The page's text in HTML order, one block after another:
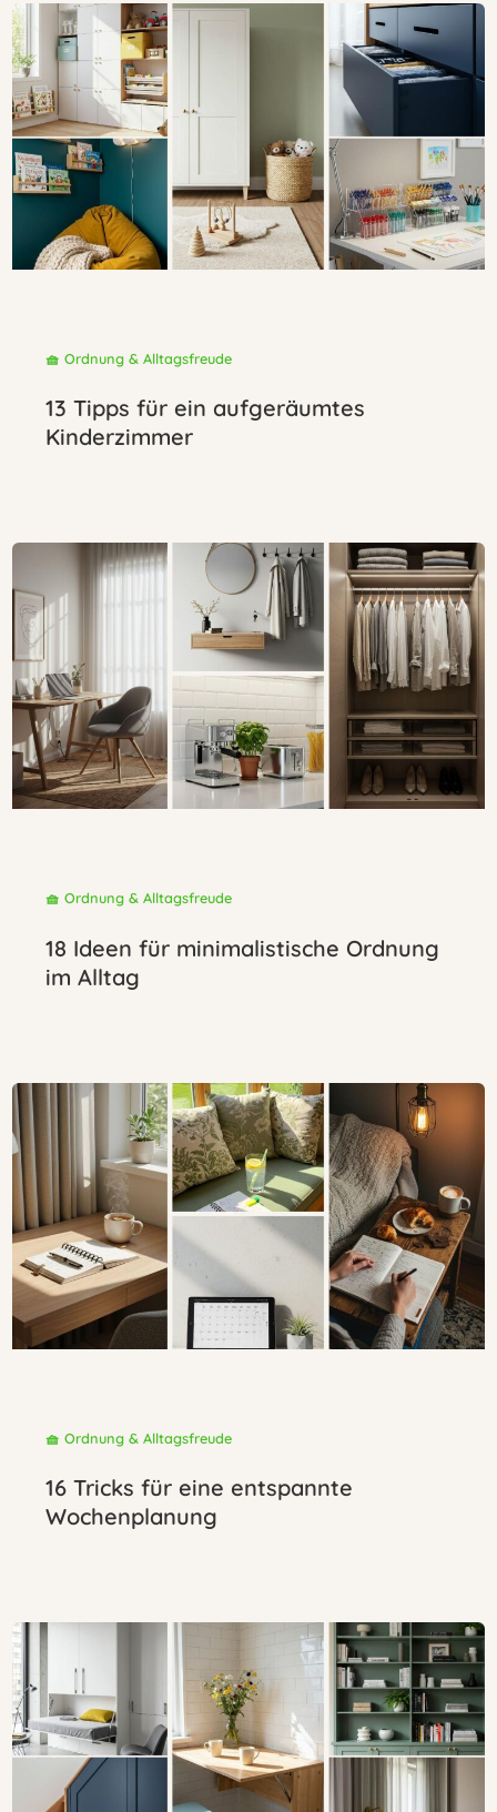
🧺 Ordnung & Alltagsfreude
13 Tipps für ein aufgeräumtes
Kinderzimmer
🧺 Ordnung & Alltagsfreude
18 Ideen für minimalistische Ordnung
im Alltag
🧺 Ordnung & Alltagsfreude
16 Tricks für eine entspannte
Wochenplanung